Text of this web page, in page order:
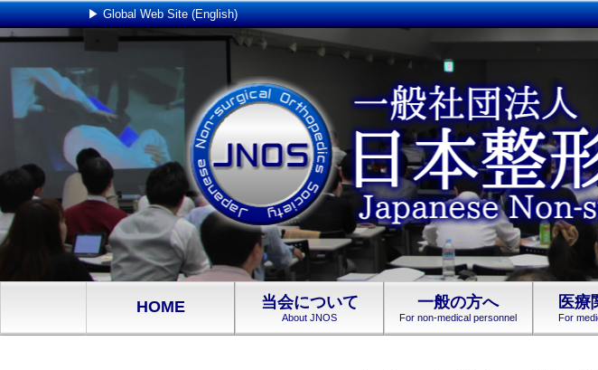
▶ Global Web Site (English)
HOME 当会について
About JNOS
一般の方へ
For non-medical personnel
医療
For